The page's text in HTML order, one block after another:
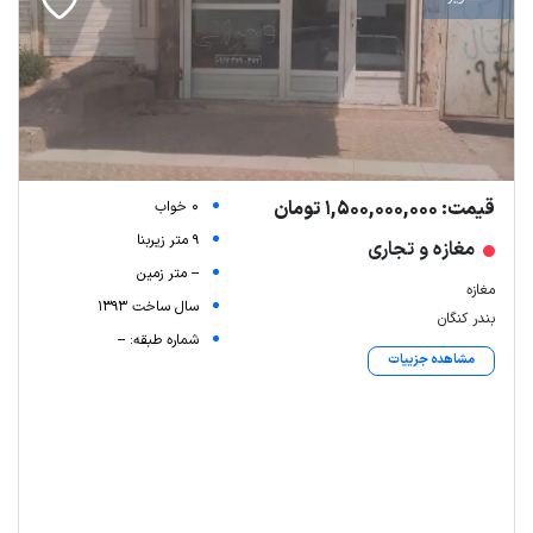
قیمت: 1,500,000,000 تومان
مغازه و تجاری
مغازه
بندر کنگان
مشاهده جزییات
0 خواب
9 متر زیربنا
-- متر زمین
سال ساخت 1393
شماره طبقه: --